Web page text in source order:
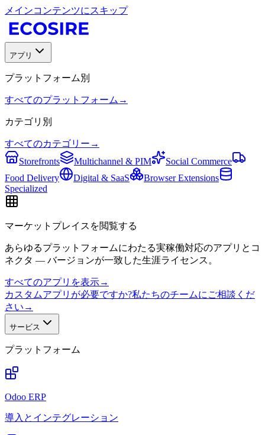
メインコンテンツにスキップ
アプリ
プラットフォーム別
すべてのプラットフォーム →
カテゴリ別
すべてのカテゴリー →
Storefronts
Multichannel & PIM
Social Commerce
Food Delivery
Digital & SaaS
Browser Extensions
Specialized
マーケットプレイスを閲覧する
あらゆるプラットフォームにわたる実稼働対応のアプリとコ
ネクタ — バージョンが一致した生涯ライセンス。
すべてのアプリを表示→
カスタムアプリが必要ですか?私たちのチームにご相談くだ
さい →
サービス
プラットフォーム
Odoo ERP
導入とインテグレーション